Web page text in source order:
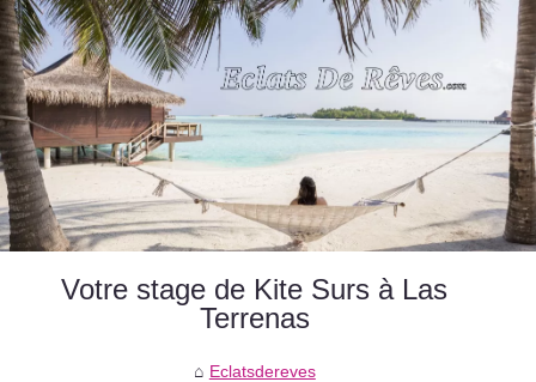
Votre stage de Kite Surs à Las
Terrenas
Eclatsdereves